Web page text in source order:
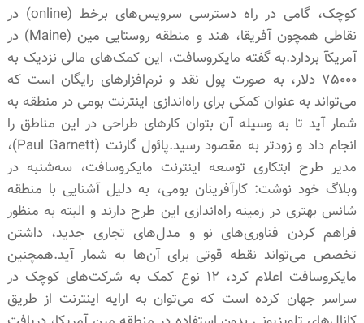
کوچک، گامی در راه دسترسی سرویس‌های برخط (online) در
نقاطی همچون آفریقا، هند و منطقه روستایی مین (Maine) در
آمریکآ بردارد.به گفته مایکروسافت، این کمک‌های مالی نزدیک به
٧۵٠٠٠ دلار، به صورت پول نقد و نرم‌افزارهای رایگان است که
می‌تواند به عنوان کمکی برای راه‌اندازی اینترنت بومی در منطقه به
شمار آید تا به‌ وسیله آن بتوان کارهای طراحی در این مناطق را
انجام داد و زودتر به مقصود رسید.پائول گارنت (Paul Garnett)،
مدیر طرح ابتکاری توسعه اینترنت مایکروسافت، سه‌شنبه در
وبلاگ خود نوشت: کارآفرینان بومی، به دلیل آشنایی با منطقه
شانس بهتری در زمینه راه‌اندازی این طرح دارند و البته به منظور
فراهم کردن فناوری‌های نو و مدل‌های تجاری جدید، داشتن
تخصص می‌تواند نقطه قوتی برای آن‌ها به شمار آید.همچنین
مایکروسافت اعلام کرد، ١٢ نوع کمک به شرکت‌های کوچک در
سراسر جهان کرده است که می‌توان به ارایه اینترنت از طریق